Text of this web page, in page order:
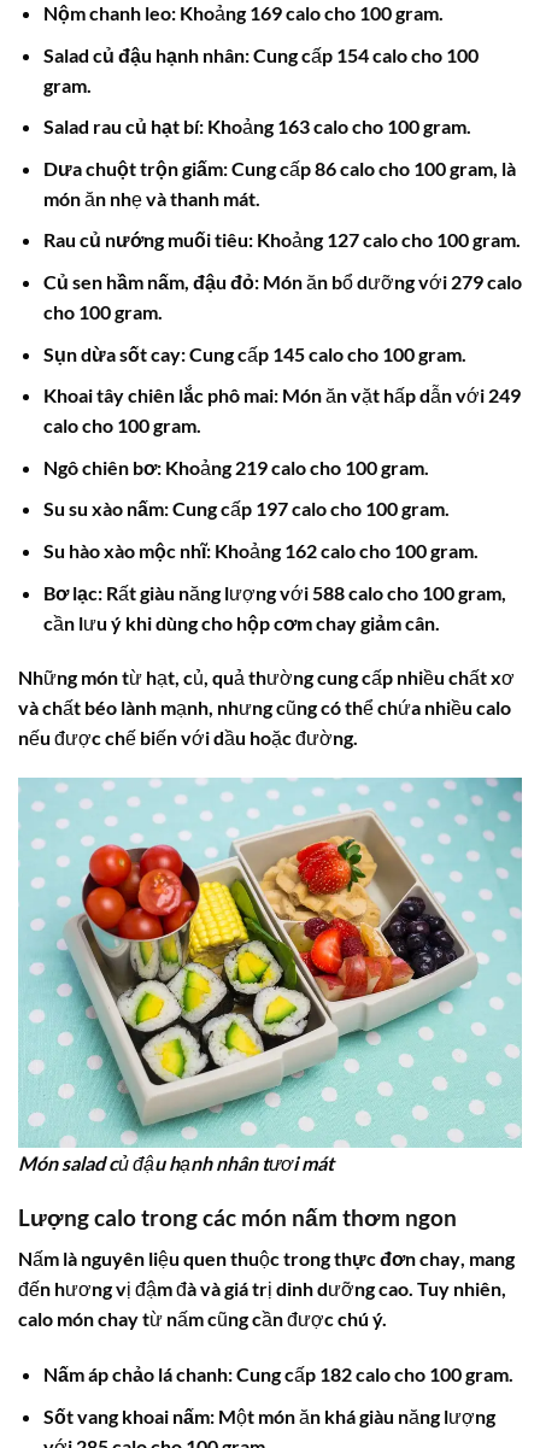
Nộm chanh leo:Khoảng 169 calo cho 100 gram.
Salad củ đậu hạnh nhân:Cung cấp 154 calo cho 100
gram.
Salad rau củ hạt bí:Khoảng 163 calo cho 100 gram.
Dưa chuột trộn giấm:Cung cấp 86 calo cho 100 gram, là
món ăn nhẹ và thanh mát.
Rau củ nướng muối tiêu:Khoảng 127 calo cho 100 gram.
Củ sen hầm nấm, đậu đỏ:Món ăn bổ dưỡng với 279 calo
cho 100 gram.
Sụn dừa sốt cay:Cung cấp 145 calo cho 100 gram.
Khoai tây chiên lắc phô mai:Món ăn vặt hấp dẫn với 249
calo cho 100 gram.
Ngô chiên bơ:Khoảng 219 calo cho 100 gram.
Su su xào nấm:Cung cấp 197 calo cho 100 gram.
Su hào xào mộc nhĩ:Khoảng 162 calo cho 100 gram.
Bơ lạc:Rất giàu năng lượng với 588 calo cho 100 gram,
cần lưu ý khi dùng cho hộp cơm chay giảm cân.
Những món từ hạt, củ, quả thường cung cấp nhiều chất xơ
và chất béo lành mạnh, nhưng cũng có thể chứa nhiều calo
nếu được chế biến với dầu hoặc đường.
Món salad củ đậu hạnh nhân tươi mát
Lượngcalo trong các món nấm thơm ngon
Nấm là nguyên liệu quen thuộc trongthực đơn chay, mang
đến hương vị đậm đà và giá trị dinh dưỡng cao. Tuy nhiên,
calo món chaytừ nấm cũng cần được chú ý.
Nấm áp chảo lá chanh:Cung cấp 182 calo cho 100 gram.
Sốt vang khoai nấm:Một món ăn khá giàu năng lượng